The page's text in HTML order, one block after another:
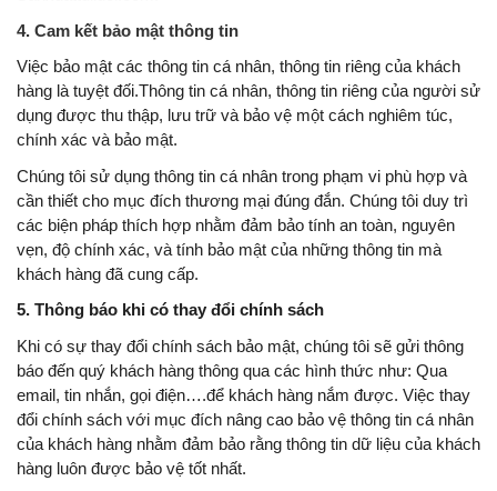
4. Cam kết bảo mật thông tin
Việc bảo mật các thông tin cá nhân, thông tin riêng của khách
hàng là tuyệt đối.Thông tin cá nhân, thông tin riêng của người sử
dụng được thu thập, lưu trữ và bảo vệ một cách nghiêm túc,
chính xác và bảo mật.
Chúng tôi sử dụng thông tin cá nhân trong phạm vi phù hợp và
cần thiết cho mục đích thương mại đúng đắn. Chúng tôi duy trì
các biện pháp thích hợp nhằm đảm bảo tính an toàn, nguyên
vẹn, độ chính xác, và tính bảo mật của những thông tin mà
khách hàng đã cung cấp.
5. Thông báo khi có thay đổi chính sách
Khi có sự thay đổi chính sách bảo mật, chúng tôi sẽ gửi thông
báo đến quý khách hàng thông qua các hình thức như: Qua
email, tin nhắn, gọi điện….để khách hàng nắm được. Việc thay
đổi chính sách với mục đích nâng cao bảo vệ thông tin cá nhân
của khách hàng nhằm đảm bảo rằng thông tin dữ liệu của khách
hàng luôn được bảo vệ tốt nhất.